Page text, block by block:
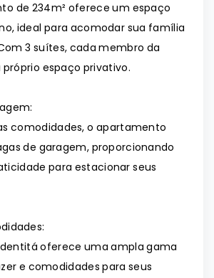
de 234m² oferece um espaço
ideal para acomodar sua família
3 suítes, cada membro da
espaço privativo.
comodidades, o apartamento
de garagem, proporcionando
para estacionar seus
oferece uma ampla gama
e comodidades para seus